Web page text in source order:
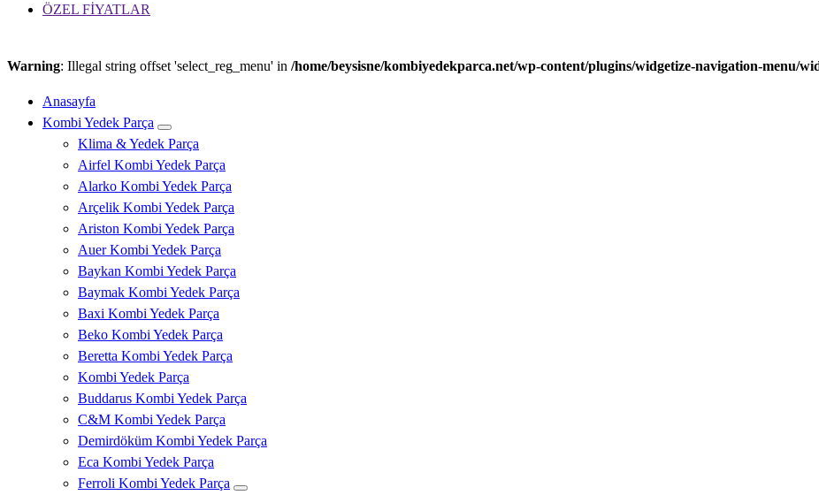
ÖZEL FİYATLAR
Warning: Illegal string offset 'select_reg_menu' in /home/beysisne/kombiyedekparca.net/wp-content/plugins/widgetize-navigation-menu/
Anasayfa
Kombi Yedek Parça
Klima & Yedek Parça
Airfel Kombi Yedek Parça
Alarko Kombi Yedek Parça
Arçelik Kombi Yedek Parça
Ariston Kombi Yedek Parça
Auer Kombi Yedek Parça
Baykan Kombi Yedek Parça
Baymak Kombi Yedek Parça
Baxi Kombi Yedek Parça
Beko Kombi Yedek Parça
Beretta Kombi Yedek Parça
Kombi Yedek Parça
Buddarus Kombi Yedek Parça
C&M Kombi Yedek Parça
Demirdöküm Kombi Yedek Parça
Eca Kombi Yedek Parça
Ferroli Kombi Yedek Parça